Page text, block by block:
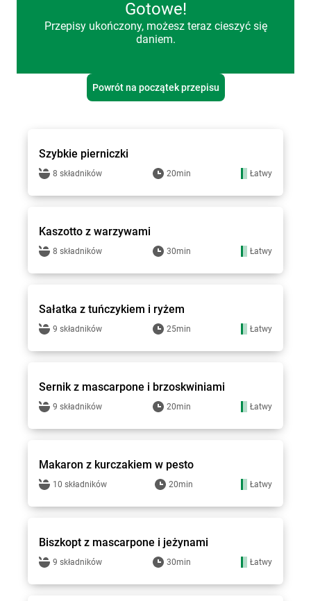
Gotowe!
Przepisy ukończony, możesz teraz cieszyć się
daniem.
Powrót na początek przepisu
Szybkie pierniczki
8 składników 20min Łatwy
Groszek - przepisy
Kaszotto z warzywami
8 składników 30min Łatwy
Groszek - przepisy
Sałatka z tuńczykiem i ryżem
9 składników 25min Łatwy
Groszek - przepisy
Sernik z mascarpone i brzoskwiniami
9 składników 20min Łatwy
Groszek - przepisy
Makaron z kurczakiem w pesto
10 składników 20min Łatwy
Groszek - przepisy
Biszkopt z mascarpone i jeżynami
9 składników 30min Łatwy
Groszek - przepisy